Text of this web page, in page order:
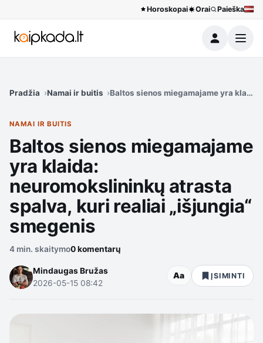
Horoskopai Orai Paieška
Meniu
Pradžia Namai ir buitis Baltos sienos miegamajame yra
NAMAI IR BUITIS
Baltos sienos miegamajame
yra klaida:
neuromokslininkų atrasta
spalva, kuri realiai „išjungia“
smegenis
4 min. skaitymo0 komentarų
Mindaugas Bružas
2026-05-15 08:42
Aa ĮSIMINTI